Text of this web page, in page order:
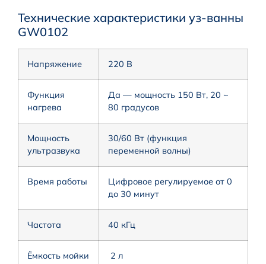
Технические характеристики уз-ванны
GW0102
Напряжение 220 В
Функция
нагрева
Да — мощность 150 Вт, 20 ~
80 градусов
Мощность
ультразвука
30/60 Вт (функция
переменной волны)
Время работы
Цифровое регулируемое от 0
до 30 минут
Частота 40 кГц
Ёмкость мойки 2 л